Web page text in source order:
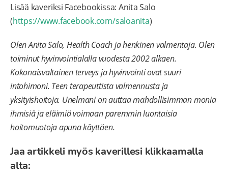
Lisää kaveriksi Facebookissa: Anita Salo
(https://www.facebook.com/saloanita)
Olen Anita Salo, Health Coach ja henkinen valmentaja. Olen
toiminut hyvinvointialalla vuodesta 2002 alkaen.
Kokonaisvaltainen terveys ja hyvinvointi ovat suuri
intohimoni. Teen terapeuttista valmennusta ja
yksityishoitoja. Unelmani on auttaa mahdollisimman monia
ihmisiä ja eläimiä voimaan paremmin luontaisia
hoitomuotoja apuna käyttäen.
Jaa artikkeli myös kaverillesi klikkaamalla
alta: